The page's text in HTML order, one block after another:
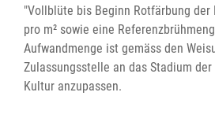
"Vollblüte bis Beginn Rotfärbung der
pro m² sowie eine
Aufwandmenge ist gemäss den
Zulassungsstelle an das Stadium
Kultur anzupassen.